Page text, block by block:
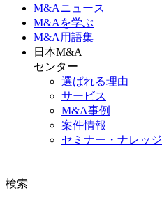
M&Aニュース
M&Aを学ぶ
M&A 用語集
日本M&A
センター
選ばれる理由
サービス
M&A事例
案件情報
セミナー・ナレッジ
検索